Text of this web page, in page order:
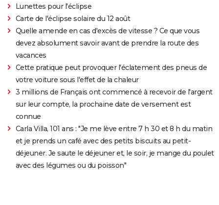
Lunettes pour l'éclipse
Carte de l'éclipse solaire du 12 août
Quelle amende en cas d'excès de vitesse ? Ce que vous
devez absolument savoir avant de prendre la route des
vacances
Cette pratique peut provoquer l'éclatement des pneus de
votre voiture sous l'effet de la chaleur
3 millions de Français ont commencé à recevoir de l'argent
sur leur compte, la prochaine date de versement est
connue
Carla Villa, 101 ans : "Je me lève entre 7 h 30 et 8 h du matin
et je prends un café avec des petits biscuits au petit-
déjeuner. Je saute le déjeuner et, le soir, je mange du poulet
avec des légumes ou du poisson"